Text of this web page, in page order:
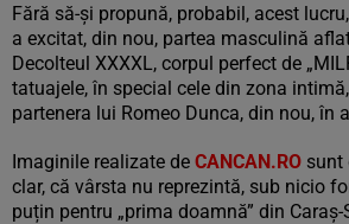
Fără să-și propună, probabil, acest
a excitat, din nou, partea masculină
Decolteul XXXXL, corpul perfect de
tatuajele, în special cele din zona
partenera lui Romeo Dunca, din nou, în
Imaginile realizate de CANCAN.RO sunt
clar, că vârsta nu reprezintă, sub nicio
puțin pentru „prima doamnă” din Caraș-